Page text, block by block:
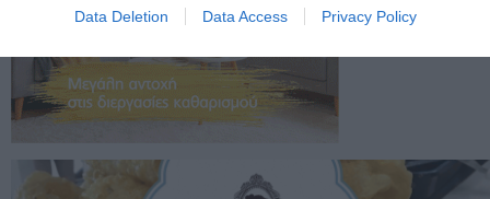
Data Deletion Data Access Privacy Policy